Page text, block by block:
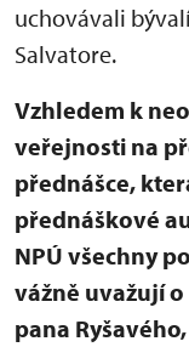
uchovávali
Salvatore.
Vzhledem k
veřejnosti na
přednášce,
přednáškové
NPÚ všechny
vážně uvažují
pana